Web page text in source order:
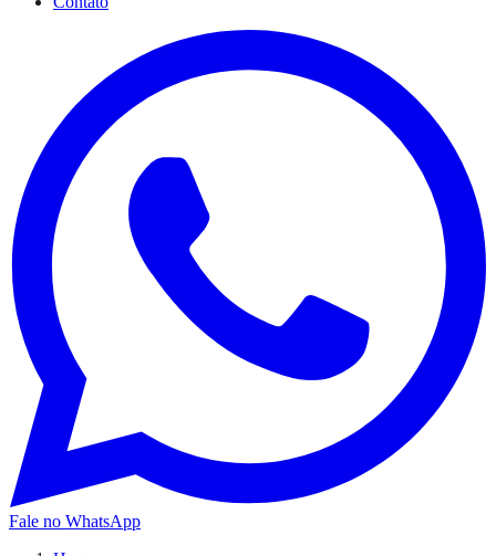
Fale no WhatsApp